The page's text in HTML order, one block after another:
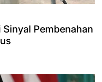
Pembenahan